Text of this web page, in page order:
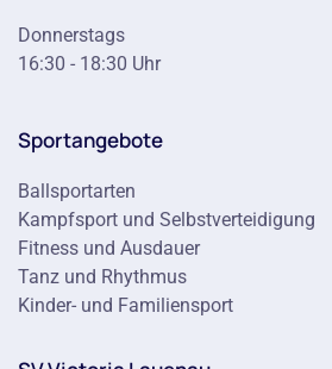
Donnerstags
16:30 - 18:30 Uhr
Sportangebote
Ballsportarten
Kampfsport und Selbstverteidigung
Fitness und Ausdauer
Tanz und Rhythmus
Kinder- und Familiensport